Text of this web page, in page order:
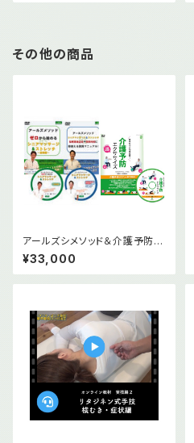
その他の商品
アールズシメソッド＆介護予防エ
クササイズDVD3本セット＆オン
ライン版(テキスト2冊付)
¥33,000